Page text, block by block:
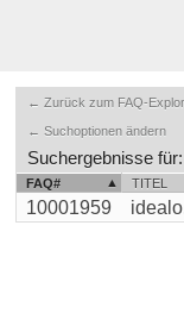
← Zurück zum FAQ-
← Suchoptionen ändern
Suchergebnisse für:
FAQ#
TITEL
10001959